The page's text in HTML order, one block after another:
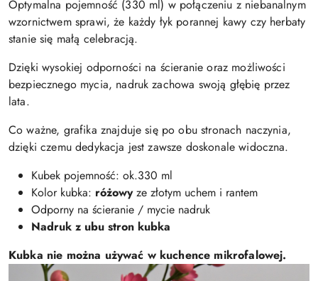
Optymalna pojemność (330 ml) w połączeniu z niebanalnym
wzornictwem sprawi, że każdy łyk porannej kawy czy herbaty
stanie się małą celebracją.
Dzięki wysokiej odporności na ścieranie oraz możliwości
bezpiecznego mycia, nadruk zachowa swoją głębię przez
lata.
Co ważne, grafika znajduje się po obu stronach naczynia,
dzięki czemu dedykacja jest zawsze doskonale widoczna.
Kubek pojemność: ok.330 ml
Kolor kubka: różowyze złotym uchem i rantem
Odporny na ścieranie / mycie nadruk
Nadruk z ubu stron kubka
Kubka nie można używać w kuchence mikrofalowej.